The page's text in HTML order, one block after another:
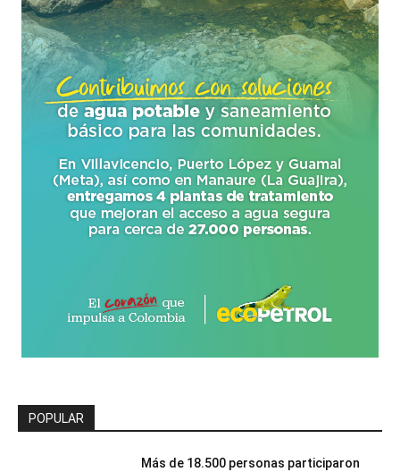
POPULAR
Más de 18.500 personas participaron